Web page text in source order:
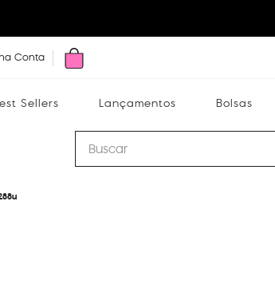
Conta
Sellers Lançamentos Bolsas
Buscar